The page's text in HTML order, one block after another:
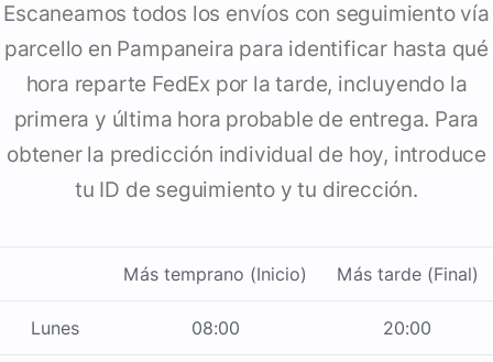
Escaneamos todos los envíos con seguimiento vía
parcello en Pampaneira para identificar hasta qué
hora reparte FedEx por la tarde, incluyendo la
primera y última hora probable de entrega. Para
obtener la predicción individual de hoy, introduce
tu ID de seguimiento y tu dirección.
Más temprano (Inicio) Más tarde (Final)
Lunes 08:00 20:00